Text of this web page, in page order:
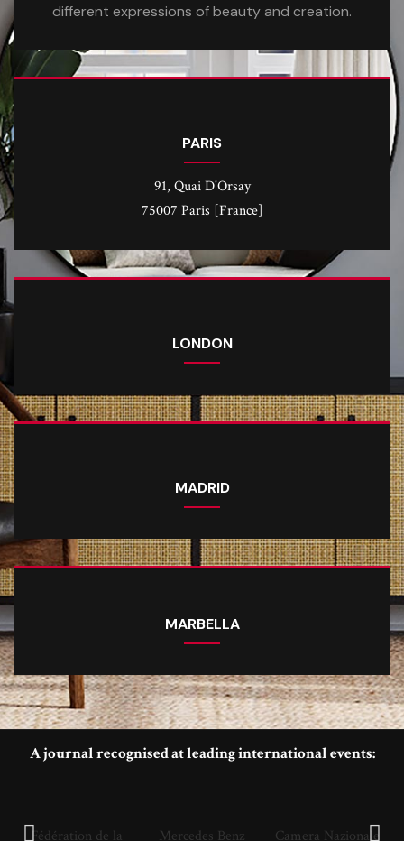
different expressions of beauty and creation.
PARIS
91, Quai D'Orsay
75007 Paris [France]
LONDON
MADRID
MARBELLA
A journal recognised at leading international events:
Fédération de la Mercedes Benz Camera Nazionale